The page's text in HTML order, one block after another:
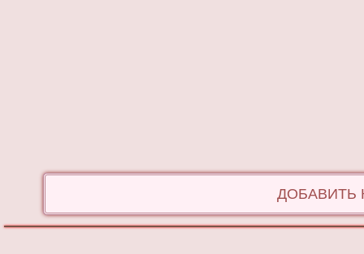
ДОБАВИТЬ